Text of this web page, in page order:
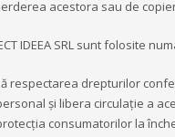
acestora sau de
IDEEA SRL sunt folosite
respectarea drepturilor
și libera circulație a
consumatorilor la